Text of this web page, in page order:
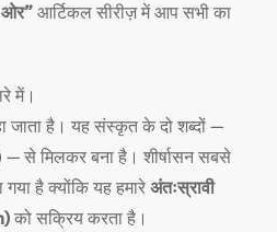
ओर” आर्टिकल सीरीज़ में आप सभी का
में।
जाता है। यह संस्कृत के दो शब्दों —
— से मिलकर बना है। शीर्षासन सबसे
है क्योंकि यह हमारे अंतःस्रावी
को सक्रिय करता है।